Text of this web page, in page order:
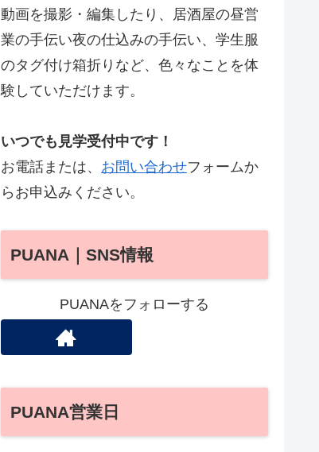
動画を撮影・編集したり、居酒屋の昼営
業の手伝い夜の仕込みの手伝い、学生服
のタグ付け箱折りなど、色々なことを体
験していただけます。
いつでも見学受付中です！
お電話または、 お問い合わせフォームか
らお申込みください。
PUANA｜SNS情報
PUANAをフォローする
PUANA営業日